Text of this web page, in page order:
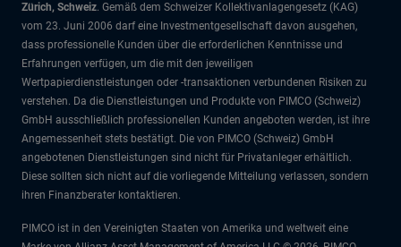
Zürich, Schweiz. Gemäß dem Schweizer Kollektivanlagengesetz (KAG)
vom 23. Juni 2006 darf eine Investmentgesellschaft davon ausgehen,
dass professionelle Kunden über die erforderlichen Kenntnisse und
Erfahrungen verfügen, um die mit den jeweiligen
Wertpapierdienstleistungen oder -transaktionen verbundenen Risiken zu
verstehen. Da die Dienstleistungen und Produkte von PIMCO (Schweiz)
GmbH ausschließlich professionellen Kunden angeboten werden, ist ihre
Angemessenheit stets bestätigt. Die von PIMCO (Schweiz) GmbH
angebotenen Dienstleistungen sind nicht für Privatanleger erhältlich.
Diese sollten sich nicht auf die vorliegende Mitteilung verlassen, sondern
ihren Finanzberater kontaktieren.
PIMCO ist in den Vereinigten Staaten von Amerika und weltweit eine